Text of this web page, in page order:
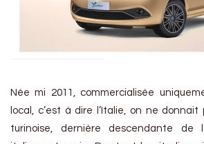
Née mi 2011, commercialisée
local, c’est à dire l’Italie, on ne
turinoise, dernière descendante de